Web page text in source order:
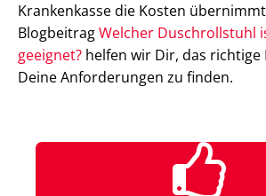
Krankenkasse die Kosten
BlogbeitragWelcher Duschrollstuhl
geeignet? helfen wir Dir, das
Deine Anforderungen zu finden.